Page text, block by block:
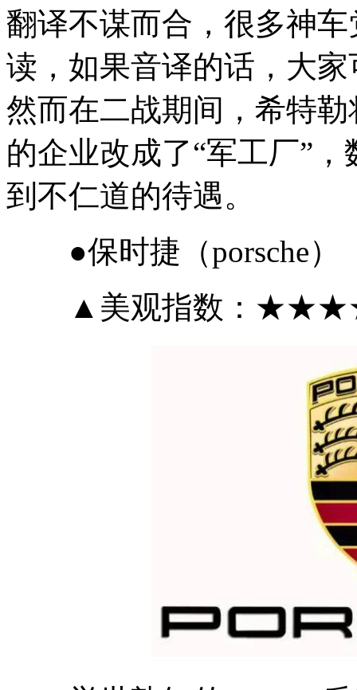
翻译不谋而合，很多神
读，如果音译的话，大
然而在二战期间，希特
的企业改成了“军工厂”
到不仁道的待遇。
●保时捷（porsche）
▲美观指数：